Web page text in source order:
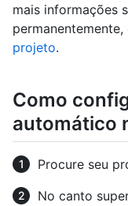
mais informações
projeto.
Como
automático
Procure seu
No canto